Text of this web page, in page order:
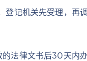
记机关先受理，再
法律文书后30天内